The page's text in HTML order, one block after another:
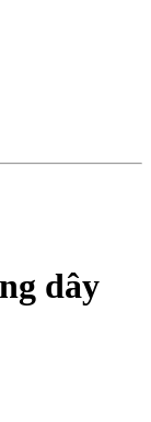
dây